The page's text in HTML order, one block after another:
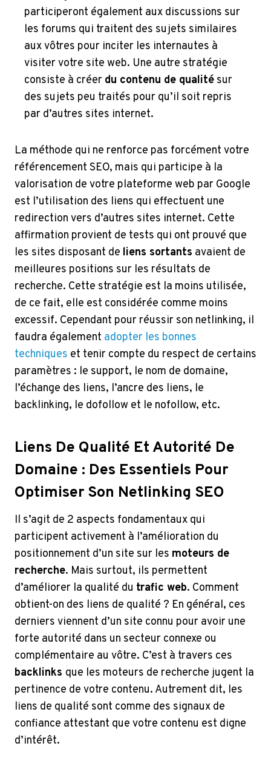
participeront également aux discussions sur
les forums qui traitent des sujets similaires
aux vôtres pour inciter les internautes à
visiter votre site web. Une autre stratégie
consiste à créer du contenu de qualité sur
des sujets peu traités pour qu’il soit repris
par d’autres sites internet.
La méthode qui ne renforce pas forcément votre
référencement SEO, mais qui participe à la
valorisation de votre plateforme web par Google
est l’utilisation des liens qui effectuent une
redirection vers d’autres sites internet. Cette
affirmation provient de tests qui ont prouvé que
les sites disposant de liens sortants avaient de
meilleures positions sur les résultats de
recherche. Cette stratégie est la moins utilisée,
de ce fait, elle est considérée comme moins
excessif. Cependant pour réussir son netlinking, il
faudra également adopter les bonnes
techniques et tenir compte du respect de certains
paramètres : le support, le nom de domaine,
l’échange des liens, l’ancre des liens, le
backlinking, le dofollow et le nofollow, etc.
Liens De Qualité Et Autorité De
Domaine : Des Essentiels Pour
Optimiser Son Netlinking SEO
Il s’agit de 2 aspects fondamentaux qui
participent activement à l’amélioration du
positionnement d’un site sur les moteurs de
recherche. Mais surtout, ils permettent
d’améliorer la qualité du trafic web. Comment
obtient-on des liens de qualité ? En général, ces
derniers viennent d’un site connu pour avoir une
forte autorité dans un secteur connexe ou
complémentaire au vôtre. C’est à travers ces
backlinks que les moteurs de recherche jugent la
pertinence de votre contenu. Autrement dit, les
liens de qualité sont comme des signaux de
confiance attestant que votre contenu est digne
d’intérêt.